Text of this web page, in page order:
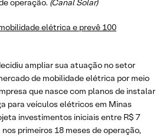
operação. (Canal Solar)
elétrica e prevê 100
ampliar sua atuação no setor
de mobilidade elétrica por meio
que nasce com planos de instalar
para veículos elétricos em Minas
investimentos iniciais entre R$ 7
primeiros 18 meses de operação,